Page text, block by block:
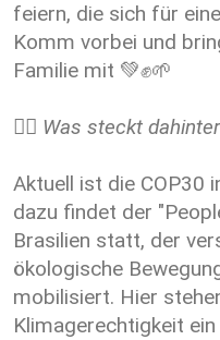
feiern, die sich für
Komm vorbei und
Familie mit 💚✊🌱
❤️‍🔥 Was steckt
Aktuell ist die COP30
dazu findet der
Brasilien statt, der
ökologische
mobilisiert. Hier
Klimagerechtigkeit